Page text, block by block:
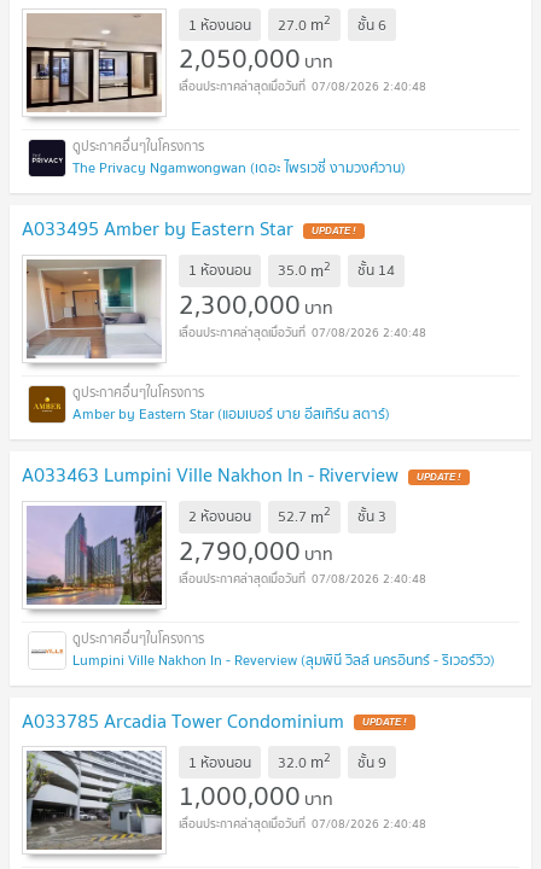
1 ห้องนอน 27.0 m2 ชั้น6
2,050,000 บาท
07/08/2026 2:40:48
The Privacy Ngamwongwan (เดอะ ไพรเวซี่ งามวงศ์วาน)
A033495 Amber by Eastern Star UPDATE !
1 ห้องนอน 35.0 m2 ชั้น 14
2,300,000 บาท
07/08/2026 2:40:48
Amber by Eastern Star (แอมเบอร์ บาย อีสเทิร์น สตาร์)
A033463 Lumpini Ville Nakhon In - Riverview UPDATE !
2 ห้องนอน 52.7 m2 ชั้น 3
2,790,000 บาท
07/08/2026 2:40:48
Lumpini Ville Nakhon In - Reverview (ลุมพินี วิลล์ นครอินทร์ - ริเวอร์วิว)
A033785 Arcadia Tower Condominium UPDATE !
1 ห้องนอน 32.0 m2 ชั้น9
1,000,000 บาท
07/08/2026 2:40:48